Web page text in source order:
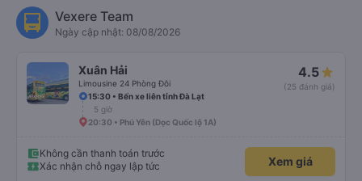
Vexere Team
Ngày cập nhật: 08/08/2026
Xuân Hải
Limousine 24 Phòng Đôi
4.5
(25 đánh giá)
15:30 • Bến xe liên tỉnh Đà Lạt
5 giờ
20:30 • Phú Yên (Dọc Quốc lộ 1A)
Không cần thanh toán trước
Xác nhận chỗ ngay lập tức
Xem giá